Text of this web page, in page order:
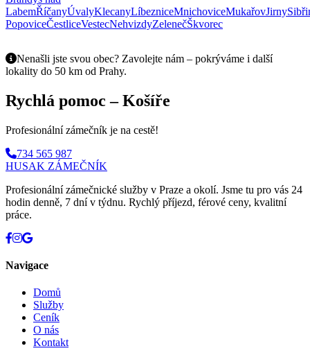
LabemŘíčanyÚvalyKlecanyLíbezniceMnichoviceMukařovJirny
PopoviceČestliceVestecNehvizdyZelenečŠkvorec
Nenašli jste svou obec? Zavolejte nám – pokrýváme i další
lokality do 50 km od Prahy.
Rychlá pomoc – Košíře
Profesionální zámečník je na cestě!
734 565 987
HUSAK ZÁMEČNÍK
Profesionální zámečnické služby v Praze a okolí. Jsme tu pro vás 24
hodin denně, 7 dní v týdnu. Rychlý příjezd, férové ceny, kvalitní
práce.
Navigace
Domů
Služby
Ceník
O nás
Kontakt